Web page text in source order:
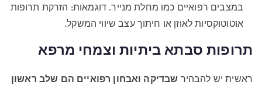
במצבים רפואיים כמו מחלת מנייר. דוגמאות: הזרקת תרופות
אוטוטוקסיות לאוזן או חיתוך עצב שיווי המשקל.
תרופות סבתא ביתיות וצמחי מרפא
ראשית יש להבהיר שבדיקה ואבחון רפואיים הם שלב ראשון